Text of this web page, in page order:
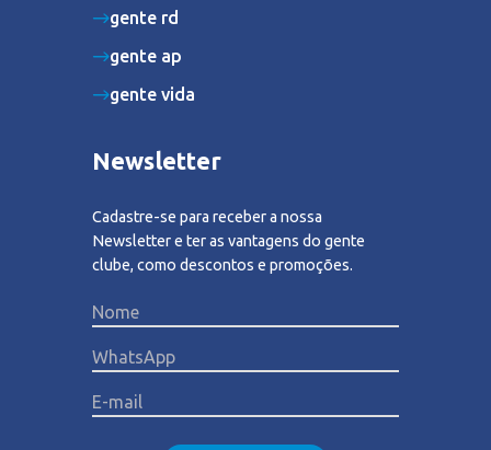
gente rd
gente ap
gente vida
Newsletter
Cadastre-se para receber a nossa
Newsletter e ter as vantagens do gente
clube, como descontos e promoções.